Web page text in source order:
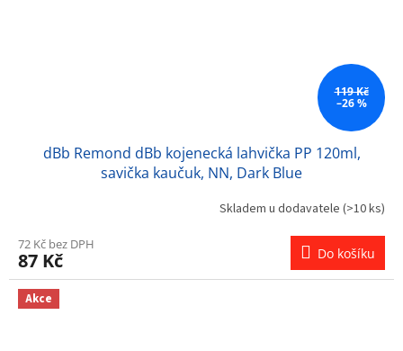
119 Kč
–26 %
dBb Remond dBb kojenecká lahvička PP 120ml,
savička kaučuk, NN, Dark Blue
Skladem u dodavatele (>10 ks)
72 Kč bez DPH
87 Kč Do košíku
Akce